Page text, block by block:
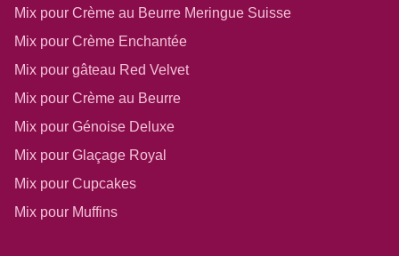
Mix pour Crème au Beurre Meringue Suisse
Mix pour Crème Enchantée
Mix pour gâteau Red Velvet
Mix pour Crème au Beurre
Mix pour Génoise Deluxe
Mix pour Glaçage Royal
Mix pour Cupcakes
Mix pour Muffins